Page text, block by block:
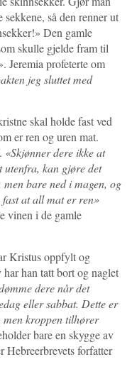
så den renner ut
Den gamle
skulle gjelde fram til
Jeremia profeterte om
jeg sluttet med
skal holde fast ved
er ren og uren mat.
«Skjønner dere ikke at
utenfra, kan gjøre det
bare ned i magen, og
at all mat er ren»
vinen i de gamle
Kristus oppfylt og
han tatt bort og naglet
dere når det
eller sabbat. Dette er
men kroppen tilhører
bare en skygge av
Hebreerbrevets forfatter